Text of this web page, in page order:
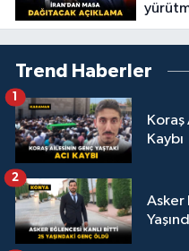
Trend Haberler
Koraş
Kaybı
1
Asker
2